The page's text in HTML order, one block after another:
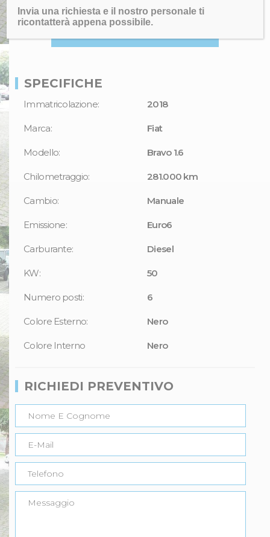
2500€
SPECIFICHE
Immatricolazione: 2018
Marca: Fiat
Modello: Bravo 1.6
Chilometraggio: 281.000 km
Cambio: Manuale
Emissione: Euro6
Carburante: Diesel
KW: 50
Numero posti: 6
Colore Esterno: Nero
Colore Interno Nero
RICHIEDI PREVENTIVO
Invia una richiesta e il nostro personale ti
ricontatterà appena possibile.